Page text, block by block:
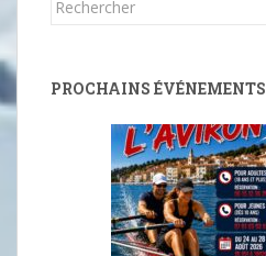
PROCHAINS ÉVÉNEMENTS